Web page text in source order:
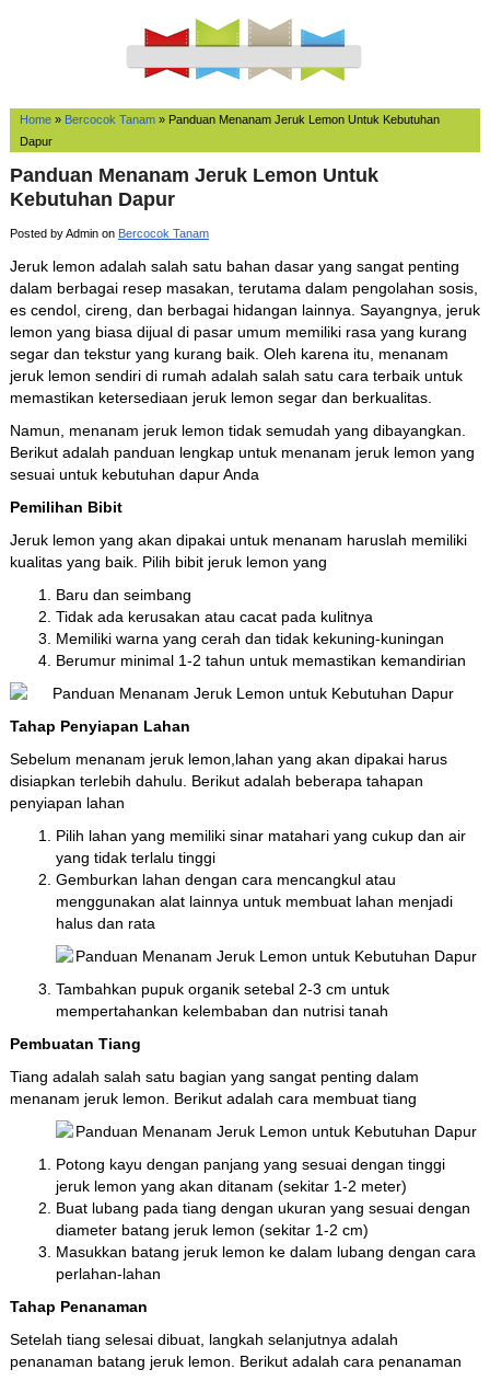
Home» Bercocok Tanam» Panduan Menanam Jeruk Lemon Untuk Kebutuhan
Dapur
Panduan Menanam Jeruk Lemon Untuk
Kebutuhan Dapur
Posted by Admin on Bercocok Tanam
Jeruk lemon adalah salah satu bahan dasar yang sangat penting
dalam berbagai resep masakan, terutama dalam pengolahan sosis,
es cendol, cireng, dan berbagai hidangan lainnya. Sayangnya, jeruk
lemon yang biasa dijual di pasar umum memiliki rasa yang kurang
segar dan tekstur yang kurang baik. Oleh karena itu, menanam
jeruk lemon sendiri di rumah adalah salah satu cara terbaik untuk
memastikan ketersediaan jeruk lemon segar dan berkualitas.
Namun, menanam jeruk lemon tidak semudah yang dibayangkan.
Berikut adalah panduan lengkap untuk menanam jeruk lemon yang
sesuai untuk kebutuhan dapur Anda
Pemilihan Bibit
Jeruk lemon yang akan dipakai untuk menanam haruslah memiliki
kualitas yang baik. Pilih bibit jeruk lemon yang
Baru dan seimbang
Tidak ada kerusakan atau cacat pada kulitnya
Memiliki warna yang cerah dan tidak kekuning-kuningan
Berumur minimal 1-2 tahun untuk memastikan kemandirian
Tahap Penyiapan Lahan
Sebelum menanam jeruk lemon,lahan yang akan dipakai harus
disiapkan terlebih dahulu. Berikut adalah beberapa tahapan
penyiapan lahan
Pilih lahan yang memiliki sinar matahari yang cukup dan air
yang tidak terlalu tinggi
Gemburkan lahan dengan cara mencangkul atau
menggunakan alat lainnya untuk membuat lahan menjadi
halus dan rata
Tambahkan pupuk organik setebal 2-3 cm untuk
mempertahankan kelembaban dan nutrisi tanah
Pembuatan Tiang
Tiang adalah salah satu bagian yang sangat penting dalam
menanam jeruk lemon. Berikut adalah cara membuat tiang
Potong kayu dengan panjang yang sesuai dengan tinggi
jeruk lemon yang akan ditanam (sekitar 1-2 meter)
Buat lubang pada tiang dengan ukuran yang sesuai dengan
diameter batang jeruk lemon (sekitar 1-2 cm)
Masukkan batang jeruk lemon ke dalam lubang dengan cara
perlahan-lahan
Tahap Penanaman
Setelah tiang selesai dibuat, langkah selanjutnya adalah
penanaman batang jeruk lemon. Berikut adalah cara penanaman